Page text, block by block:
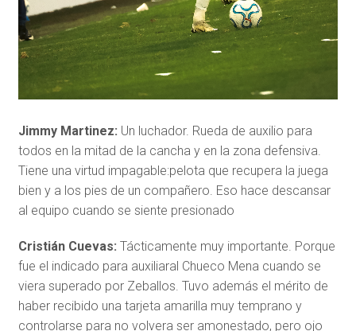
Jimmy Martinez: Un luchador. Rueda de auxilio para
todos en la mitad de la cancha y en la zona defensiva.
Tiene una virtud impagable:pelota que recupera la juega
bien y a los pies de un compañero. Eso hace descansar
al equipo cuando se siente presionado
Cristián Cuevas: Tácticamente muy importante. Porque
fue el indicado para auxiliaral Chueco Mena cuando se
viera superado por Zeballos. Tuvo además el mérito de
haber recibido una tarjeta amarilla muy temprano y
controlarse para no volvera ser amonestado, pero ojo